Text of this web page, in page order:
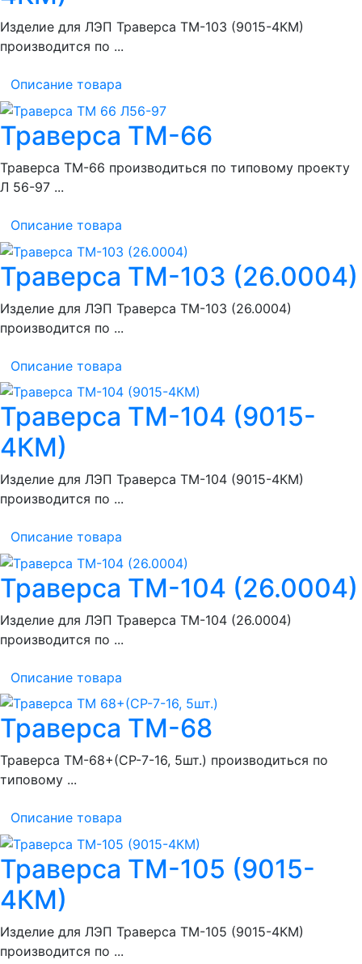
Изделие для ЛЭП Траверса ТМ-103 (9015-4КМ)
производится по ...
Описание товара
Траверса ТМ-66
Траверса ТМ-66 производиться по типовому проекту
Л 56-97 ...
Описание товара
Траверса ТМ-103 (26.0004)
Изделие для ЛЭП Траверса ТМ-103 (26.0004)
производится по ...
Описание товара
Траверса ТМ-104 (9015-
4КМ)
Изделие для ЛЭП Траверса ТМ-104 (9015-4КМ)
производится по ...
Описание товара
Траверса ТМ-104 (26.0004)
Изделие для ЛЭП Траверса ТМ-104 (26.0004)
производится по ...
Описание товара
Траверса ТМ-68
Траверса ТМ-68+(СР-7-16, 5шт.) производиться по
типовому ...
Описание товара
Траверса ТМ-105 (9015-
4КМ)
Изделие для ЛЭП Траверса ТМ-105 (9015-4КМ)
производится по ...